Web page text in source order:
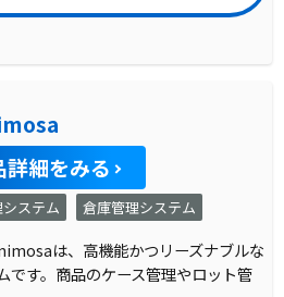
詳細をみる
ステム 倉庫管理システム
は、高機能かつリーズナブルな
です。商品のケース管理やロット管